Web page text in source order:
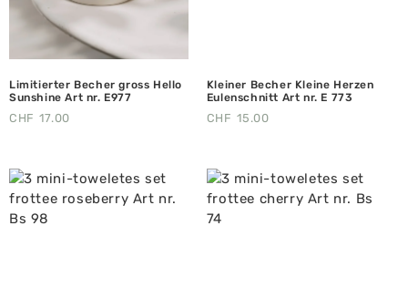
Limitierter Becher gross Hello
Sunshine Art nr. E977
CHF 17.00
Kleiner Becher Kleine Herzen
Eulenschnitt Art nr. E 773
CHF 15.00